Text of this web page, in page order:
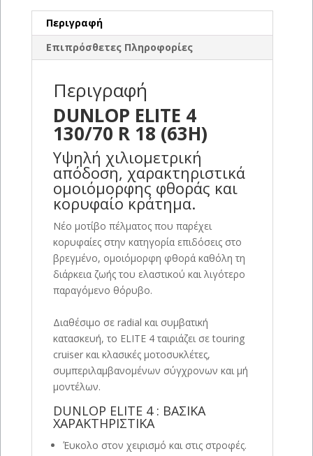
Περιγραφή
Επιπρόσθετες Πληροφορίες
Περιγραφή
DUNLOP ELITE 4
130/70 R 18 (63H)
Υψηλή χιλιομετρική
απόδοση, χαρακτηριστικά
ομοιόμορφης φθοράς και
κορυφαίο κράτημα.
Νέο μοτίβο πέλματος που παρέχει
κορυφαίες στην κατηγορία επιδόσεις στο
βρεγμένο, ομοιόμορφη φθορά καθόλη τη
διάρκεια ζωής του ελαστικού και λιγότερο
παραγόμενο θόρυβο.
Διαθέσιμο σε radial και συμβατική
κατασκευή, το ELITE 4 ταιριάζει σε touring
cruiser και κλασικές μοτοσυκλέτες,
συμπεριλαμβανομένων σύγχρονων και μή
μοντέλων.
DUNLOP ELITE 4 : ΒΑΣΙΚΑ
ΧΑΡΑΚΤΗΡΙΣΤΙΚΑ
Έυκολο στον χειρισμό και στις στροφές.